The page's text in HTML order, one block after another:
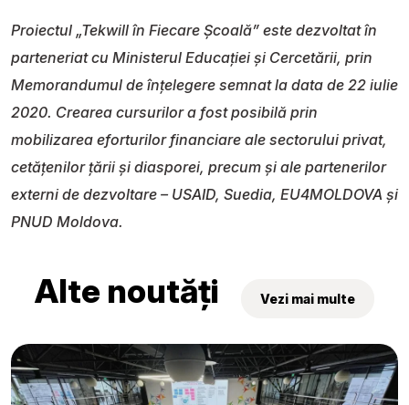
Proiectul „Tekwill în Fiecare Școală” este dezvoltat în
parteneriat cu Ministerul Educației și Cercetării, prin
Memorandumul de înțelegere semnat la data de 22 iulie
2020. Crearea cursurilor a fost posibilă prin
mobilizarea eforturilor financiare ale sectorului privat,
cetățenilor țării și diasporei, precum și ale partenerilor
externi de dezvoltare – USAID, Suedia, EU4MOLDOVA și
PNUD Moldova.
Alte noutăți Vezi mai multe